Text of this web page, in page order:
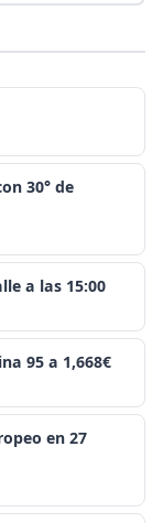
30° de
a las 15:00
95 a 1,668€
en 27